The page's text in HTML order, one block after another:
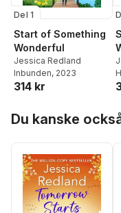
Del 1
Start of Something
Wonderful
Jessica Redland
Inbunden, 2023
314 kr
Du kanske